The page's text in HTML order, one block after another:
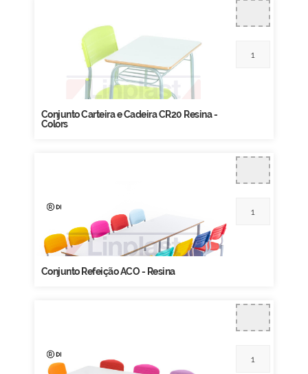
Conjunto Carteira e Cadeira CR20 Resina -
Colors
Conjunto Refeição ACO - Resina